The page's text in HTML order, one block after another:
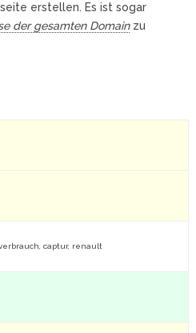
erstellen. Es ist sogar
der gesamten Domainzu
captur, renault